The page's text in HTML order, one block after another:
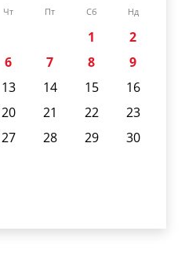
Чт Пт Сб Нд
1
2
6 7 8
9
13 14 15
16
20 21 22
23
27 28 29
30